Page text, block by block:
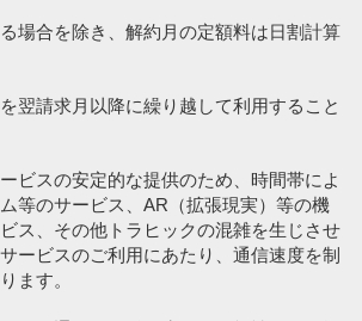
3,678円
／30秒）。一部対象外通話あり。
光 ファミリーの場合、月額基本料金5,720円
ョン550円／月～が別途必要です（2年自動更新
月1日以降の契約者は、契約期間満了月の当月・
での解約には解除料5,720円が必要。 詳しくはこ
ポイントを割引後の
料の支払いに充当した場合
ペイトク特典※6,7
上限2,500円相当／月）
ポイントを割引後の
料の支払いに充当した場合
ペイトク特典※6,7
上限1,000円相当／月）
場合を除き、解約月の定額料は日割計算
翌請求月以降に繰り越して利用すること
ビスの安定的な提供のため、時間帯によ
等のサービス、AR（拡張現実）等の機
ス、その他トラヒックの混雑を生じさせ
ービスのご利用にあたり、通信速度を制
ます。